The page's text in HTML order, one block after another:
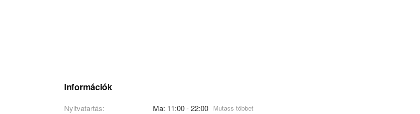
Információk
Nyitvatartás: Ma: 11:00 - 22:00 Mutass többet